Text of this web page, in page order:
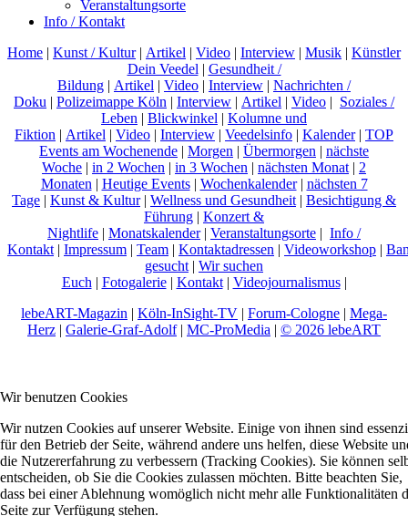
Veranstaltungsorte
Info / Kontakt
Home | Kunst / Kultur| Artikel | Video | Interview | Musik | Künstler
Dein Veedel | Gesundheit /
Bildung | Artikel | Video | Interview | Nachrichten /
Doku | Polizeimappe Köln | Interview | Artikel | Video | Soziales /
Leben | Blickwinkel | Kolumne und
Fiktion | Artikel | Video | Interview | Veedelsinfo | Kalender| TOP
Events am Wochenende | Morgen | Übermorgen | nächste
Woche | in 2 Wochen | in 3 Wochen | nächsten Monat | 2
Monaten | Heutige Events| Wochenkalender| nächsten 7
Tage | Kunst & Kultur| Wellness und Gesundheit | Besichtigung &
Führung | Konzert &
Nightlife | Monatskalender| Veranstaltungsorte | Info /
Kontakt | Impressum | Team | Kontaktadressen | Videoworkshop |
gesucht | Wir suchen
Euch | Fotogalerie| Kontakt| Videojournalismus|
lebeART-Magazin | Köln-InSight-TV | Forum-Cologne | Mega-
Herz | Galerie-Graf-Adolf| MC-ProMedia | © 2026 lebeART
Wir benutzen Cookies
Wir nutzen Cookies auf unserer Website. Einige von ihnen sind
für den Betrieb der Seite, während andere uns helfen, diese Website
die Nutzererfahrung zu verbessern (Tracking Cookies). Sie können
entscheiden, ob Sie die Cookies zulassen möchten. Bitte beachten Sie,
dass bei einer Ablehnung womöglich nicht mehr alle Funktionalitäten
Seite zur Verfügung stehen.